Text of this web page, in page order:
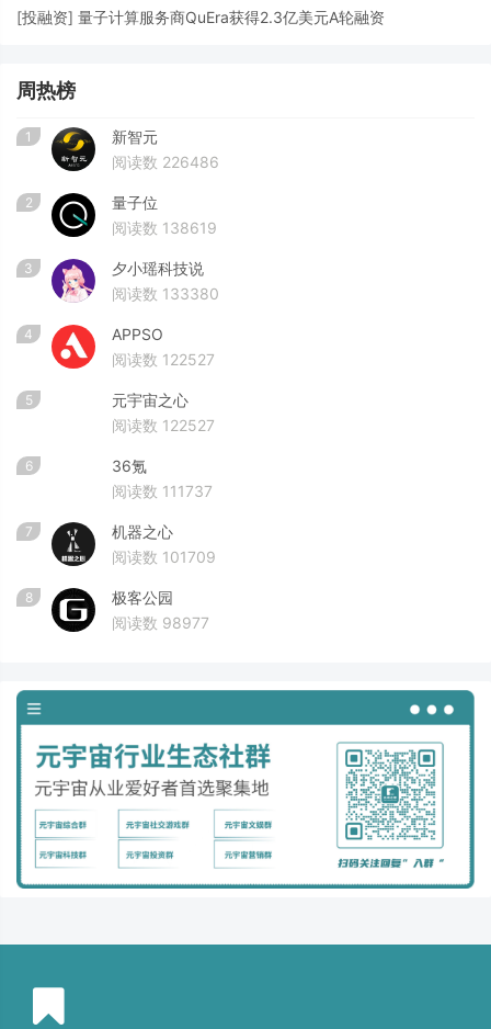
[投融资] 量子计算服务商QuEra获得2.3亿美元A轮融资
周热榜
1
新智元
阅读数 226486
2
量子位
阅读数 138619
3
夕小瑶科技说
阅读数 133380
4
APPSO
阅读数 122527
5
元宇宙之心
阅读数 122527
6
36氪
阅读数 111737
7
机器之心
阅读数 101709
8
极客公园
阅读数 98977